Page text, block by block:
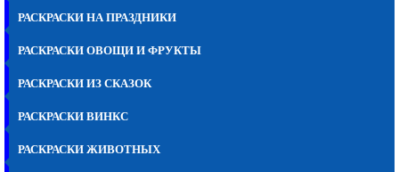
РАСКРАСКИ НА ПРАЗДНИКИ
РАСКРАСКИ ОВОЩИ И ФРУКТЫ
РАСКРАСКИ ИЗ СКАЗОК
РАСКРАСКИ ВИНКС
РАСКРАСКИ ЖИВОТНЫХ